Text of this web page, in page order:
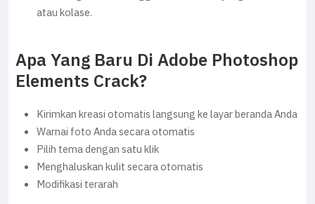
atau kolase.
Apa Yang Baru Di Adobe Photoshop
Elements Crack?
Kirimkan kreasi otomatis langsung ke layar beranda Anda
Warnai foto Anda secara otomatis
Pilih tema dengan satu klik
Menghaluskan kulit secara otomatis
Modifikasi terarah